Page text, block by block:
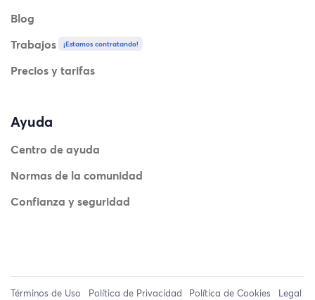
Blog
Trabajos
¡Estamos contratando!
Precios y tarifas
Ayuda
Centro de ayuda
Normas de la comunidad
Confianza y seguridad
Términos de Uso Política de Privacidad Política de Cookies Legal